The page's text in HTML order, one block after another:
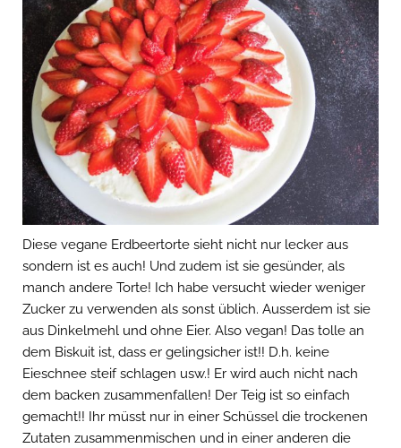
Diese vegane Erdbeertorte sieht nicht nur lecker aus
sondern ist es auch! Und zudem ist sie gesünder, als
manch andere Torte! Ich habe versucht wieder weniger
Zucker zu verwenden als sonst üblich. Ausserdem ist sie
aus Dinkelmehl und ohne Eier. Also vegan! Das tolle an
dem Biskuit ist, dass er gelingsicher ist!! D.h. keine
Eieschnee steif schlagen usw.! Er wird auch nicht nach
dem backen zusammenfallen! Der Teig ist so einfach
gemacht!! Ihr müsst nur in einer Schüssel die trockenen
Zutaten zusammenmischen und in einer anderen die